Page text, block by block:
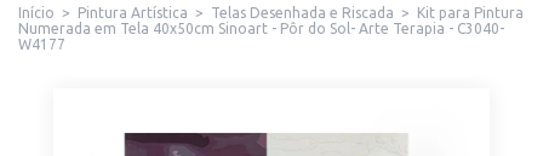
Início > Pintura Artística > Telas Desenhada e Riscada >
Kit para Pintura
Numerada em Tela 40x50cm Sinoart - Pôr do Sol- Arte Terapia - C3040-
W4177